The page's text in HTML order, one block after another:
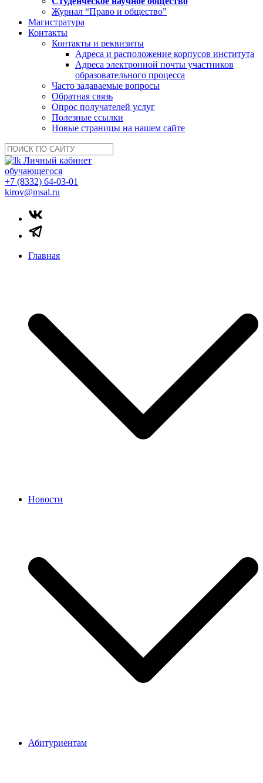
Журнал “Право и общество”
Магистратура
Контакты
Контакты и реквизиты
Адреса и расположение корпусов института
Адреса электронной почты участников
образовательного процесса
Часто задаваемые вопросы
Обратная связь
Опрос получателей услуг
Полезные ссылки
Новые страницы на нашем сайте
Личный кабинет
обучающегося
+7 (8332) 64-03-01
kirov@msal.ru
Главная
Новости
Абитуриентам